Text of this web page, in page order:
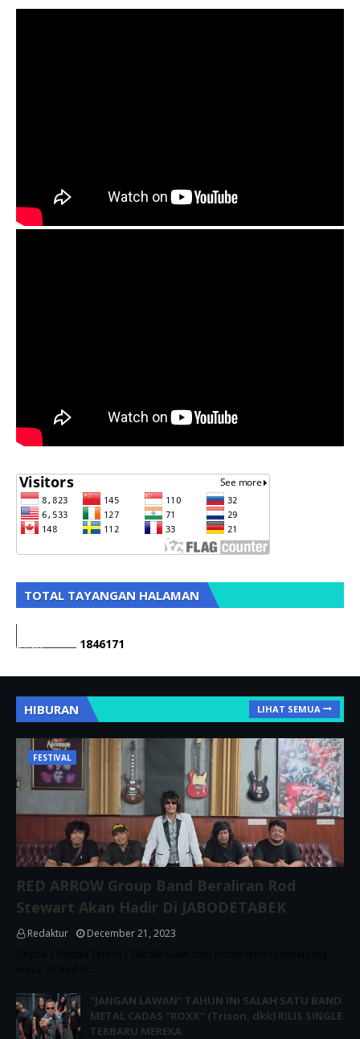
TOTAL TAYANGAN HALAMAN
1846171
HIBURAN LIHAT SEMUA
FESTIVAL
RED ARROW Group Band Beraliran Rod
Stewart Akan Hadir Di JABODETABEK
Redaktur
December 21, 2023
"JANGAN LAWAN" TAHUN INI SALAH SATU BAND
METAL CADAS "ROXX" (Trison, dkk) RILIS SINGLE
TERBARU MEREKA